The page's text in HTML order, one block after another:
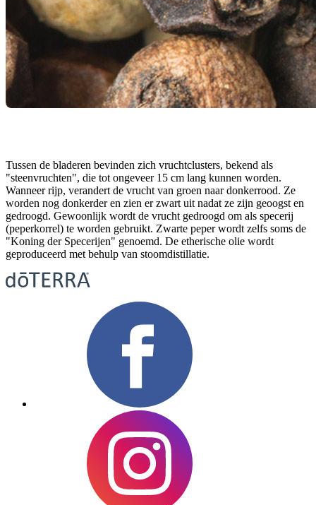
Tussen de bladeren bevinden zich vruchtclusters, bekend als
"steenvruchten", die tot ongeveer 15 cm lang kunnen worden.
Wanneer rijp, verandert de vrucht van groen naar donkerrood. Ze
worden nog donkerder en zien er zwart uit nadat ze zijn geoogst en
gedroogd. Gewoonlijk wordt de vrucht gedroogd om als specerij
(peperkorrel) te worden gebruikt. Zwarte peper wordt zelfs soms de
"Koning der Specerijen" genoemd. De etherische olie wordt
geproduceerd met behulp van stoomdistillatie.